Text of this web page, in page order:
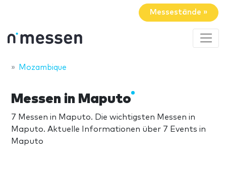
Messestände »
Mozambique
Messen in Maputo
7 Messen in Maputo. Die wichtigsten Messen in
Maputo. Aktuelle Informationen über 7 Events in
Maputo